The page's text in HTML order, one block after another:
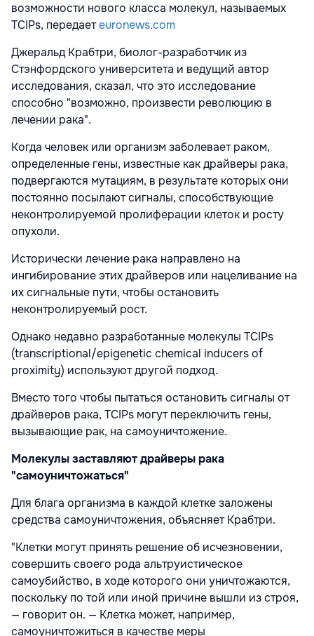
возможности нового класса молекул, называемых
TCIPs, передаетeuronews.com
Джеральд Крабтри, биолог-разработчик из
Стэнфордского университета и ведущий автор
исследования, сказал, что это исследование
способно "возможно, произвести революцию в
лечении рака".
Когда человек или организм заболевает раком,
определенные гены, известные как драйверы рака,
подвергаются мутациям, в результате которых они
постоянно посылают сигналы, способствующие
неконтролируемой пролиферации клеток и росту
опухоли.
Исторически лечение рака направлено на
ингибирование этих драйверов или нацеливание на
их сигнальные пути, чтобы остановить
неконтролируемый рост.
Однако недавно разработанные молекулы TCIPs
(transcriptional/epigenetic chemical inducers of
proximity) используют другой подход.
Вместо того чтобы пытаться остановить сигналы от
драйверов рака, TCIPs могут переключить гены,
вызывающие рак, на самоуничтожение.
Молекулы заставляют драйверы рака
"самоуничтожаться"
Для блага организма в каждой клетке заложены
средства самоуничтожения, объясняет Крабтри.
"Клетки могут принять решение об исчезновении,
совершить своего рода альтруистическое
самоубийство, в ходе которого они уничтожаются,
поскольку по той или иной причине вышли из строя,
— говорит он. — Клетка может, например,
самоуничтожиться в качестве меры